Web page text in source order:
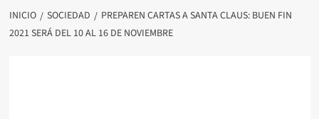
INICIO SOCIEDAD
PREPAREN CARTAS A SANTA CLAUS: BUEN FIN
2021 SERÁ DEL 10 AL 16 DE NOVIEMBRE